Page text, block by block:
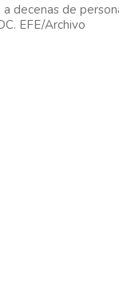
decenas de
EFE/Archivo